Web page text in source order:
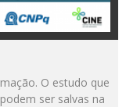
O estudo que
ser salvas na